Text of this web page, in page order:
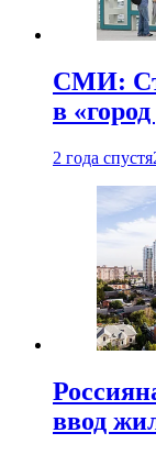
СМИ:
в
2 года спустя
ввод